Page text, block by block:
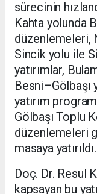
sürecinin
Kahta yolunda
düzenlemeleri,
Sincik yolu ile
yatırımlar,
Besni–Gölbaşı
yatırım
Gölbaşı Toplu
düzenlemeleri
masaya yatırıldı.
Doç. Dr. Resul
kapsayan bu